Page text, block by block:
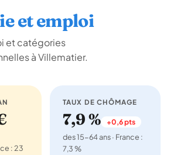
et emploi
et catégories
à Villematier.
: 23
TAUX DE CHÔMAGE
7,9 % +0,6 pts
des 15-64 ans · France :
7,3 %